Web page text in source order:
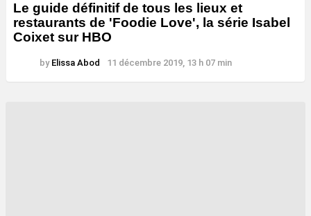
Le guide définitif de tous les lieux et
restaurants de 'Foodie Love', la série Isabel
Coixet sur HBO
by Elissa Abod 11 décembre 2019, 13 h 07 min